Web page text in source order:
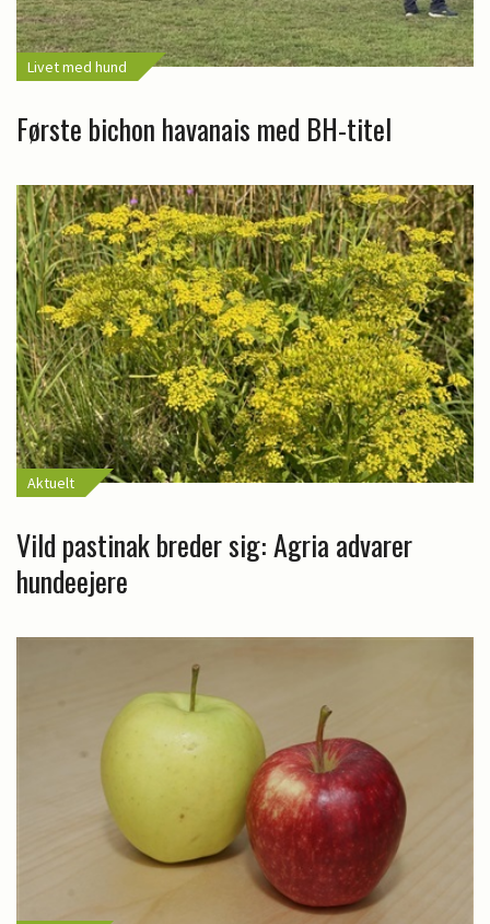
Livet med hund
Første bichon havanais med BH-titel
Aktuelt
Vild pastinak breder sig: Agria advarer
hundeejere